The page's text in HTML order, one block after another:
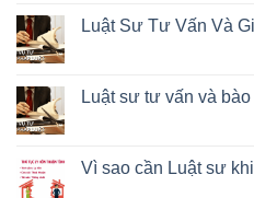
Luật Sư Tư Vấn Và
Luật sư tư vấn và
Vì sao cần Luật sư